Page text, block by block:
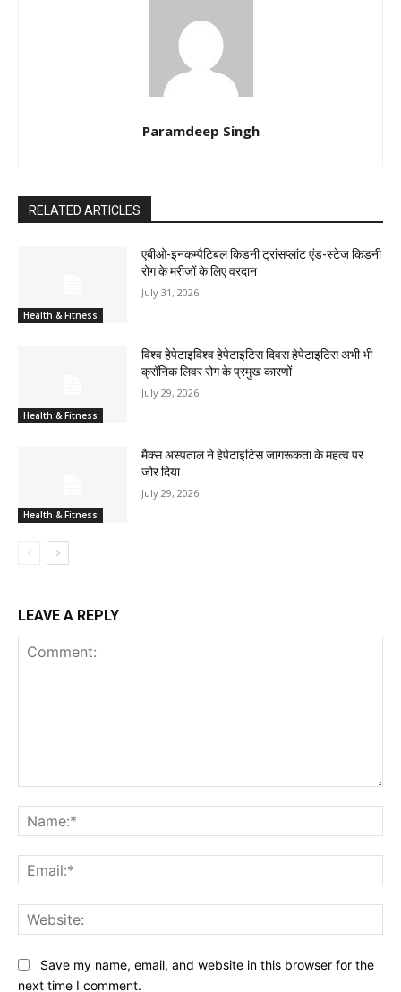
Paramdeep Singh
RELATED ARTICLES
Health & Fitness
एबीओ-इनकम्पैटिबल किडनी ट्रांसप्लांट एंड-स्टेज किडनी
रोग के मरीजों के लिए वरदान
July 31, 2026
Health & Fitness
विश्व हेपेटाइविश्व हेपेटाइटिस दिवस हेपेटाइटिस अभी भी
क्रॉनिक लिवर रोग के प्रमुख कारणों
July 29, 2026
Health & Fitness
मैक्स अस्पताल ने हेपेटाइटिस जागरूकता के महत्व पर
जोर दिया
July 29, 2026
LEAVE A REPLY
Save my name, email, and website in this browser for the
next time I comment.